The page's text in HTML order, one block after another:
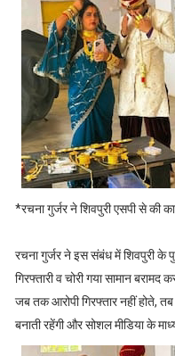
*रचना गुर्जर ने श‍िवपुरी एसपी से की
रचना गुर्जर ने इस संबंध में शिवपुरी के
गिरफ्तारी व चोरी गया सामान
जब तक आरोपी गिरफ्तार नहीं होते,
बनाती रहेंगी और सोशल मीडिया के